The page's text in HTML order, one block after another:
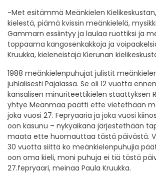
-Met esitämmä Meänkielen
kielestä, piämä kvissin meänkielelä,
Gammarn essiintyy ja laulaa ruottiksi ja
toppaama kangosenkakkoja ja
Kruukka, kieleneistäjä Kierunan
1988 meänkielenpuhujat julistit
juhlalisesti Pajalassa. Se oli 12 vuotta
kansalisen minuriteettikielen staattyksen
yhtye Meänmaa päätti ette vietethään
joka vuosi 27. Fepryaaria ja joka vuosi
oon kasunu – nykyaikana järjestethään
maata ette huomauttaa tästä päivästä.
30 vuotta siittä ko meänkielenpuhujia
oon oma kieli, moni puhuja ei tiä tästä
27.fepryaari, meinaa Paula Kruukka.